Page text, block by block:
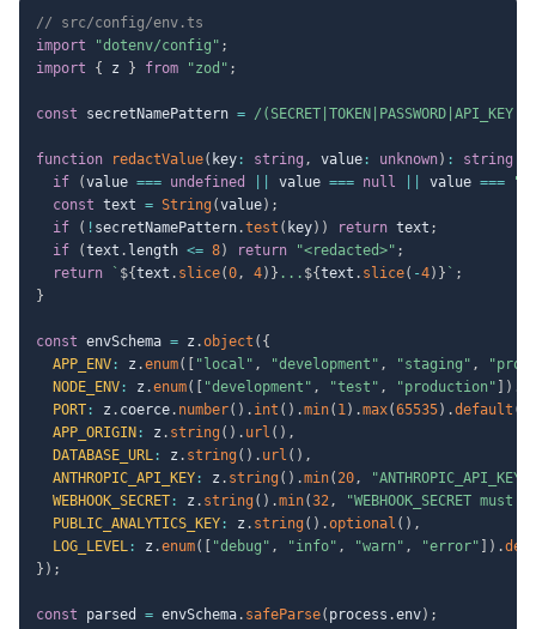
// src/config/env.ts
import
"dotenv/config" ;
import
{ z } from "zod" ;
const secretNamePattern = /
function redactValue( key : string , value : unknown) : string
if
(value === undefined value === null value === ""
const text = String (value) ;
if
( ! secretNamePattern.test ( key) ) return text ;
if
(text . length <= 8) return "<redacted>" ;
return
` ${text . slice(0, 4) } ... ${text . slice( -4) } ` ;
}
const envSchema = z .object ( {
APP_ENV : z .enum( "local" , "development" , "staging" ,
NODE_ENV : z .enum( "development" , "test" , "production" ) .
PORT : z . coerce. number( ) . int ( ) .min( 1) .max(65535) .default (
APP_ORIGIN : z . string ( ) . url ( ) ,
DATABASE_URL : z . string ( ) . url ( ) ,
ANTHROPIC_API_KEY : z . string ( ) .min( 20,
WEBHOOK_SECRET : z . string ( ) .min(32,
"WEBHOOK_SECRET
PUBLIC_ANALYTICS_KEY : z . string ( ) .optional ( ) ,
LOG_LEVEL : z .enum( "debug" , "info" , "warn" , "error" ) .
} ) ;
const parsed = envSchema. safeParse( process .env) ;